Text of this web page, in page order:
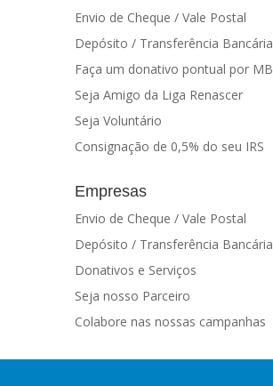
Envio de Cheque / Vale Postal
Depósito / Transferência Bancária
Faça um donativo pontual por MB
Seja Amigo da Liga Renascer
Seja Voluntário
Consignação de 0,5% do seu IRS
Empresas
Envio de Cheque / Vale Postal
Depósito / Transferência Bancária
Donativos e Serviços
Seja nosso Parceiro
Colabore nas nossas campanhas